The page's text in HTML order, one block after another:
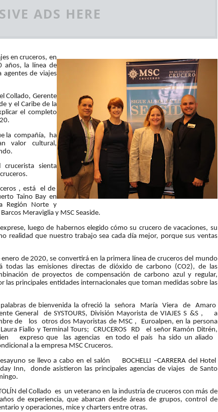
ADS HERE
en cruceros, en
años, la línea de
agentes de viajes
Collado, Gerente
y el Caribe de la
el completo
la compañía, ha
valor cultural,
sienta
, está el de
Taino Bay en
Región Norte y
Meraviglia y MSC Seaside.
luego de habernos elegido cómo su crucero de vacaciones, su
realidad que nuestro trabajo sea cada día mejor, porque sus ventas
de 2020, se convertirá en la primera línea de cruceros del mundo
todas las emisiones directas de dióxido de carbono (CO2), de las
de proyectos de compensación de carbono azul y regular,
las principales entidades internacionales que toman medidas sobre las
palabras de bienvenida la ofreció la señora María Viera de Amaro
General de SYSTOURS, División Mayorista de VIAJES S &S , a
de los otros dos Mayoristas de MSC , Euroalpen, en la persona
Fiallo y Terminal Tours; CRUCEROS RD el señor Ramón Ditrén,
expreso que las agencias en todo el país ha sido un aliado
a la empresa MSC Cruceros.
se llevo a cabo en el salón BOCHELLI –CARRERA del Hotel
Inn, donde asistieron las principales agencias de viajes de Santo
del Collado es un veterano en la industria de cruceros con más de
de experiencia, que abarcan desde áreas de grupos, control de
y operaciones, mice y charters entre otras.